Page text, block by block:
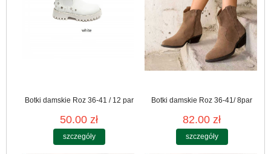
Botki damskie Roz 36-41 / 12 par
50.00 zł
szczegóły
Botki damskie Roz 36-41/ 8par
82.00 zł
szczegóły